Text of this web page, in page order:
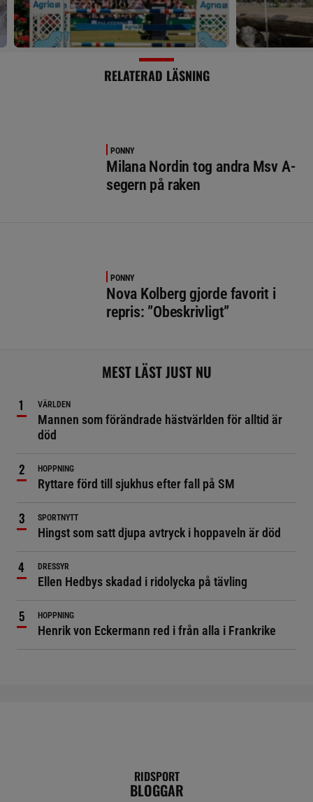
RELATERAD LÄSNING
PONNY
Milana Nordin tog andra Msv A-
segern på raken
PONNY
Nova Kolberg gjorde favorit i
repris: ”Obeskrivligt”
MEST LÄST JUST NU
VÄRLDEN
Mannen som förändrade hästvärlden för alltid är
död
HOPPNING
Ryttare förd till sjukhus efter fall på SM
SPORTNYTT
Hingst som satt djupa avtryck i hoppaveln är död
DRESSYR
Ellen Hedbys skadad i ridolycka på tävling
HOPPNING
Henrik von Eckermann red i från alla i Frankrike
RIDSPORT
BLOGGAR